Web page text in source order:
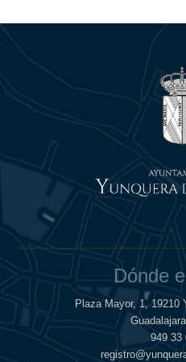
Dónde
Plaza Mayor, 1, 19210
949 33